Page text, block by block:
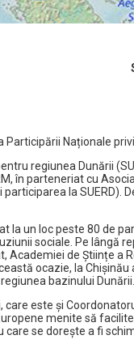
Naționale
regiunea Dunării
în parteneriat cu
la
la un loc peste 80 de
sociale. Pe lângă
de Științe
ocazie, la
bazinului Dunării.
este și
menite să
se dorește a fi